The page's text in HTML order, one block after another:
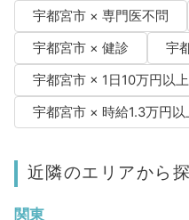
宇都宮市 × 専門医不問
宇都宮市 × 健診
宇
宇都宮市 × 1日10万円以上
宇都宮市 × 時給1.3万円以
近隣のエリアから
関東